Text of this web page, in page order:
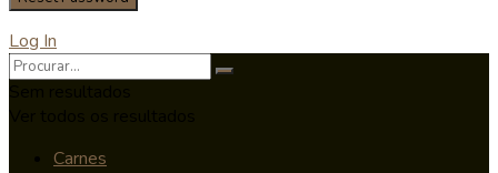
Log In
Carnes